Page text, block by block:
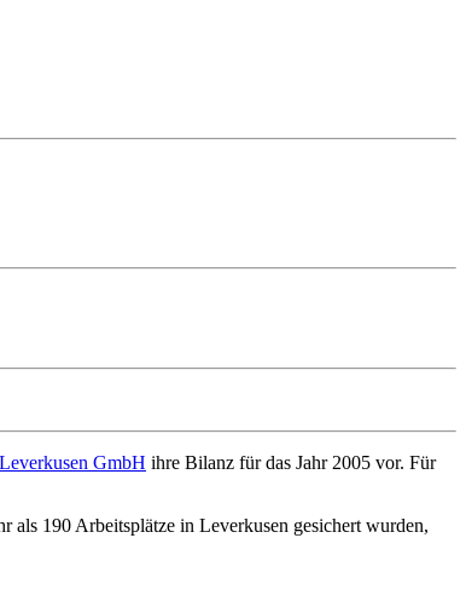
GmbH ihre Bilanz für das Jahr 2005 vor. Für
als 190 Arbeitsplätze in Leverkusen gesichert wurden,